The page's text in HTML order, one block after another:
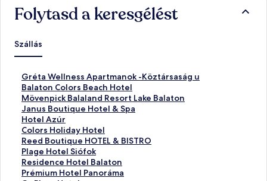
Folytasd a keresgélést
Szállás
Gréta Wellness Apartmanok -Köztársaság u
S
z
a
b
v
á
n
y
o
s
Balaton Colors Beach Hotel
S
z
a
b
v
á
n
y
o
Mövenpick Balaland Resort Lake Balaton
S
z
a
b
v
á
n
y
Janus Boutique Hotel & Spa
S
z
a
b
v
á
n
Hotel Azúr
S
z
a
b
v
á
Colors Holiday Hotel
S
z
a
b
v
Reed Boutique HOTEL & BISTRO
S
z
a
b
Plage Hotel Siófok
S
z
a
Residence Hotel Balaton
S
z
Prémium Hotel Panoráma
S